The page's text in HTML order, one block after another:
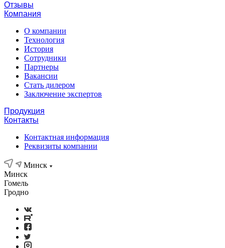
Отзывы
Компания
О компании
Технология
История
Сотрудники
Партнеры
Вакансии
Стать дилером
Заключение экспертов
Продукция
Контакты
Контактная информация
Реквизиты компании
Минск
Минск
Гомель
Гродно